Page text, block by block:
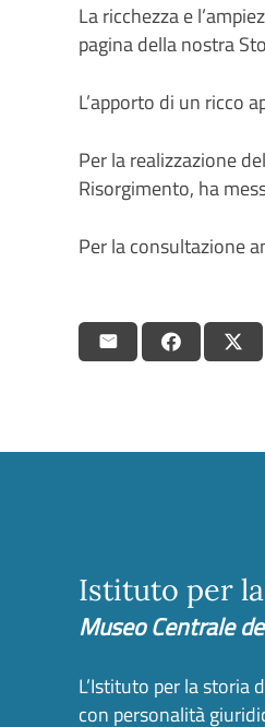
La ricchezza e
pagina della nostra
L’apporto di un ricco
Per la realizzazione
Risorgimento, ha
Per la consultazione
Istituto per
Museo Centrale
L’Istituto per la storia
con personalità